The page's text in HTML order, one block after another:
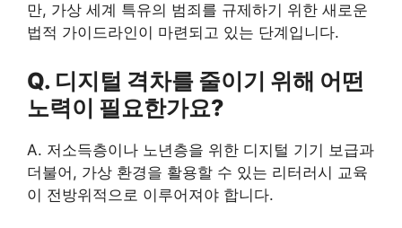
만, 가상 세계 특유의 범죄를 규제하기 위한 새로운
법적 가이드라인이 마련되고 있는 단계입니다.
Q. 디지털 격차를 줄이기 위해 어떤
노력이 필요한가요?
A. 저소득층이나 노년층을 위한 디지털 기기 보급과
더불어, 가상 환경을 활용할 수 있는 리터러시 교육
이 전방위적으로 이루어져야 합니다.